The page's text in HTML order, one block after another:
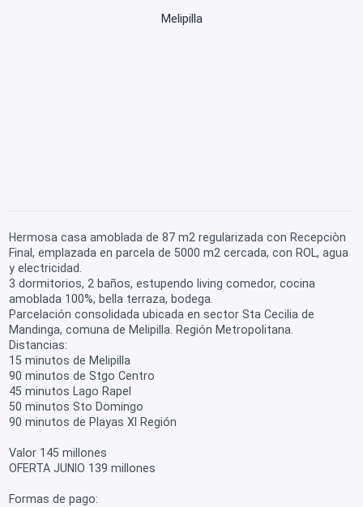
Melipilla
Hermosa casa amoblada de 87 m2 regularizada con Recepciòn
Final, emplazada en parcela de 5000 m2 cercada, con ROL, agua
y electricidad.
3 dormitorios, 2 baños, estupendo living comedor, cocina
amoblada 100%, bella terraza, bodega.
Parcelación consolidada ubicada en sector Sta Cecilia de
Mandinga, comuna de Melipilla. Región Metropolitana.
Distancias:
15 minutos de Melipilla
90 minutos de Stgo Centro
45 minutos Lago Rapel
50 minutos Sto Domingo
90 minutos de Playas XI Región
Valor 145 millones
OFERTA JUNIO 139 millones
Formas de pago: